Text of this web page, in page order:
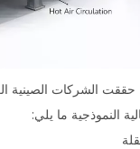
الشركات الصينية
النموذجية ما يلي: